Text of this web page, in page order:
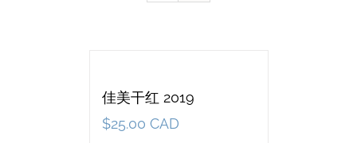
佳美干红 2019
$25.00 CAD